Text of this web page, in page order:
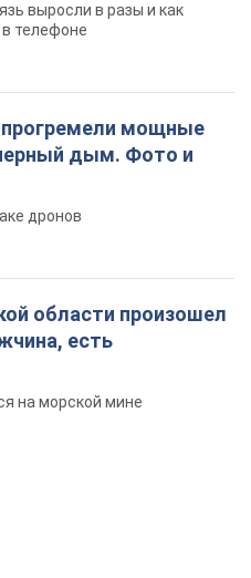
области произошел
есть
на морской мине